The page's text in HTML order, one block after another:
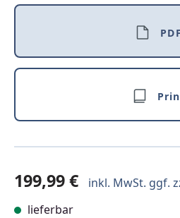
PDF
199,99 € inkl. MwSt. ggf.
lieferbar